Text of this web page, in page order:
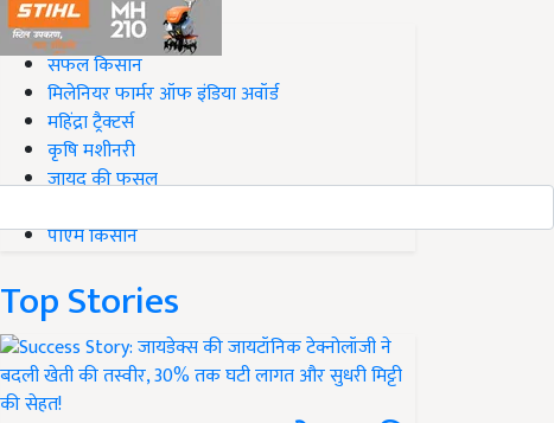
#Top on Krishi Jagran
सफल किसान
मिलेनियर फार्मर ऑफ इंडिया अवॉर्ड
महिंद्रा ट्रैक्टर्स
कृषि मशीनरी
जायद की फसल
पीएम किसान
Top Stories